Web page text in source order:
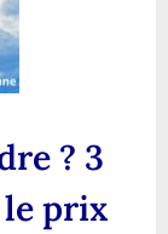
? 3
prix